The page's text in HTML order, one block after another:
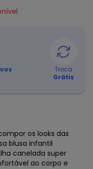
Troca
Grátis
os looks das
blusa infantil
canelada super
ao corpo e